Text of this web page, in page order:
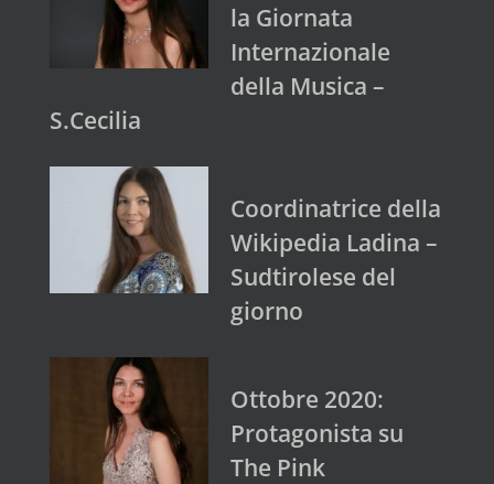
la Giornata
Internazionale
della Musica –
S.Cecilia
Coordinatrice della
Wikipedia Ladina –
Sudtirolese del
giorno
Ottobre 2020:
Protagonista su
The Pink